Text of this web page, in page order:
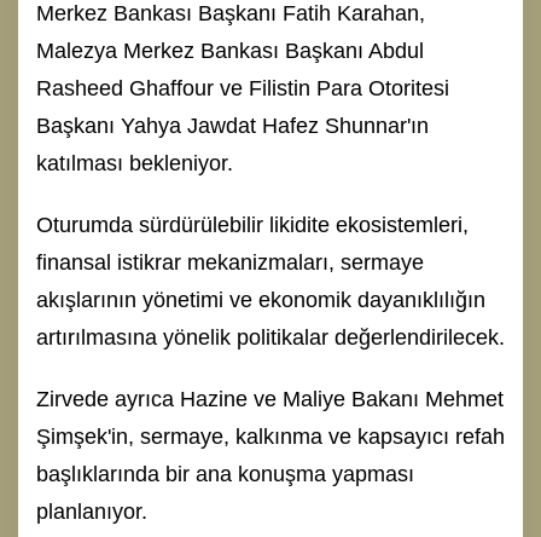
Merkez Bankası Başkanı Fatih Karahan,
Malezya Merkez Bankası Başkanı Abdul
Rasheed Ghaffour ve Filistin Para Otoritesi
Başkanı Yahya Jawdat Hafez Shunnar'ın
katılması bekleniyor.
Oturumda sürdürülebilir likidite ekosistemleri,
finansal istikrar mekanizmaları, sermaye
akışlarının yönetimi ve ekonomik dayanıklılığın
artırılmasına yönelik politikalar değerlendirilecek.
Zirvede ayrıca Hazine ve Maliye Bakanı Mehmet
Şimşek'in, sermaye, kalkınma ve kapsayıcı refah
başlıklarında bir ana konuşma yapması
planlanıyor.